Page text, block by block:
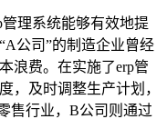
理系统能够有效地提
公司”的制造企业曾经
浪费。在实施了erp管
，及时调整生产计划，
售行业，B公司则通过